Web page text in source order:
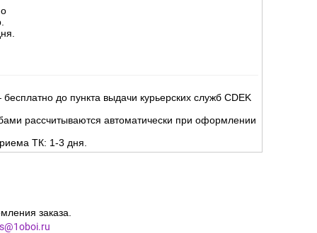
до пункта выдачи курьерских служб CDEK
рассчитываются автоматически при оформлении
ТК: 1-3 дня.
заказа.